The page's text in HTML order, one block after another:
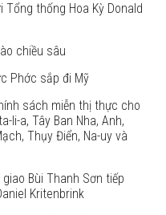
Tổng thống Hoa Kỳ Donald
chiều sâu
Phớc sắp đi Mỹ
sách miễn thị thực cho
li-a, Tây Ban Nha, Anh,
Thụy Điển, Na-uy và
Bùi Thanh Sơn tiếp
Kritenbrink